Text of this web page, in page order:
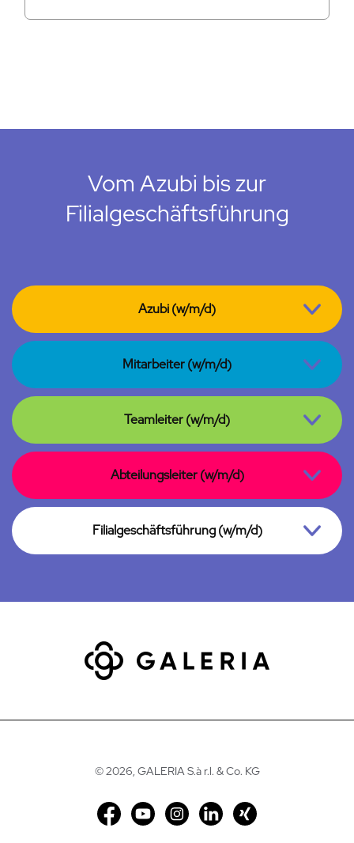
Vom Azubi bis zur
Filialgeschäftsführung
Azubi (w/m/d)
Mitarbeiter (w/m/d)
Teamleiter (w/m/d)
Abteilungsleiter (w/m/d)
Filialgeschäftsführung (w/m/d)
©2026, GALERIA S.à r.l. & Co. KG